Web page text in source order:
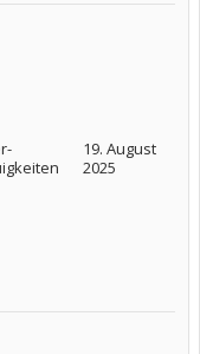
19. August
2025